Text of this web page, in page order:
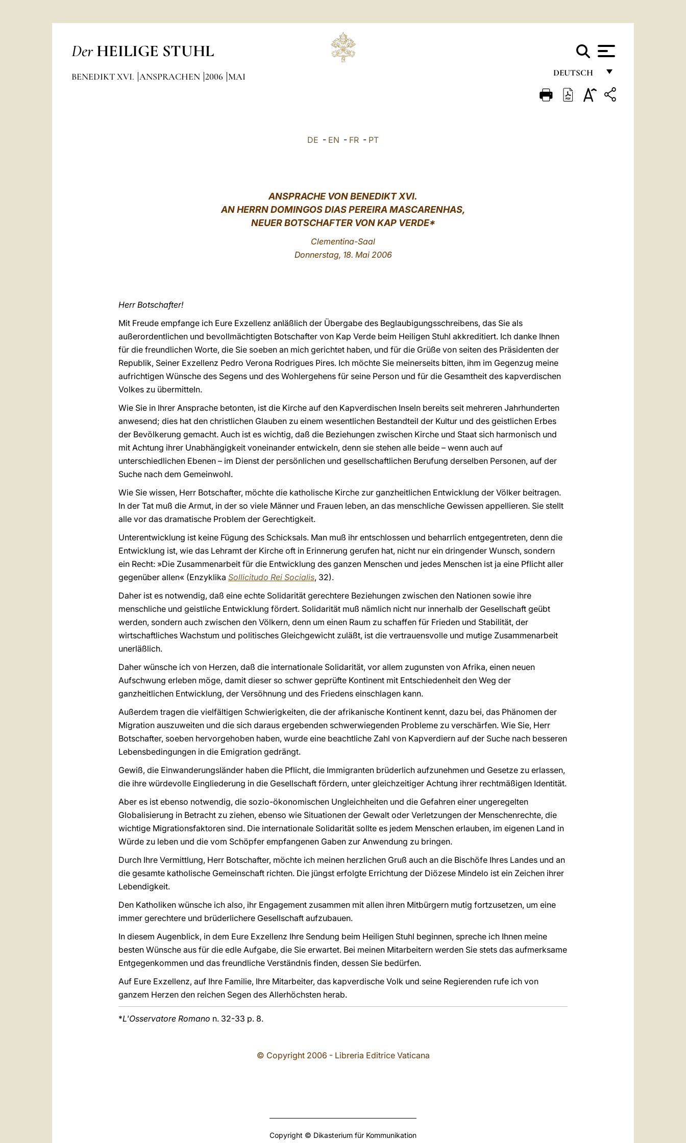
Der HEILIGE STUHL
DEUTSCH
FRANÇAIS
BENEDIKT XVI. ANSPRACHEN 2006 MAI
DE - EN - FR - PT
ANSPRACHE VONBENEDIKT XVI.
AN HERRNDOMINGOS DIAS PEREIRA MASCARENHAS,
NEUER BOTSCHAFTER VON KAP VERDE*
Clementina-Saal
Donnerstag, 18. Mai 2006
Herr Botschafter!
Mit Freude empfange ich Eure Exzellenz anläßlich der Übergabe des Beglaubigungsschreibens, das Sie als
außerordentlichen und bevollmächtigten Botschafter von Kap Verde beim Heiligen Stuhl akkreditiert. Ich danke Ihnen
für die freundlichen Worte, die Sie soeben an mich gerichtet haben, und für die Grüße von seiten des Präsidenten der
Republik, Seiner Exzellenz Pedro Verona Rodrigues Pires. Ich möchte Sie meinerseits bitten, ihm im Gegenzug meine
aufrichtigen Wünsche des Segens und des Wohlergehens für seine Person und für die Gesamtheit des kapverdischen
Volkes zu übermitteln.
Wie Sie in Ihrer Ansprache betonten, ist die Kirche auf den Kapverdischen Inseln bereits seit mehreren Jahrhunderten
anwesend; dies hat den christlichen Glauben zu einem wesentlichen Bestandteil der Kultur und des geistlichen Erbes
der Bevölkerung gemacht. Auch ist es wichtig, daß die Beziehungen zwischen Kirche und Staat sich harmonisch und
mit Achtung ihrer Unabhängigkeit voneinander entwickeln, denn sie stehen alle beide – wenn auch auf
unterschiedlichen Ebenen – im Dienst der persönlichen und gesellschaftlichen Berufung derselben Personen, auf der
Suche nach dem Gemeinwohl.
Wie Sie wissen, Herr Botschafter, möchte die katholische Kirche zur ganzheitlichen Entwicklung der Völker beitragen.
In der Tat muß die Armut, in der so viele Männer und Frauen leben, an das menschliche Gewissen appellieren. Sie stellt
alle vor das dramatische Problem der Gerechtigkeit.
Unterentwicklung ist keine Fügung des Schicksals. Man muß ihr entschlossen und beharrlich entgegentreten, denn die
Entwicklung ist, wie das Lehramt der Kirche oft in Erinnerung gerufen hat, nicht nur ein dringender Wunsch, sondern
ein Recht: »Die Zusammenarbeit für die Entwicklung des ganzen Menschen und jedes Menschen ist ja eine Pflicht aller
gegenüber allen« (Enzyklika Sollicitudo Rei Socialis, 32).
Daher ist es notwendig, daß eine echte Solidarität gerechtere Beziehungen zwischen den Nationen sowie ihre
menschliche und geistliche Entwicklung fördert. Solidarität muß nämlich nicht nur innerhalb der Gesellschaft geübt
werden, sondern auch zwischen den Völkern, denn um einen Raum zu schaffen für Frieden und Stabilität, der
wirtschaftliches Wachstum und politisches Gleichgewicht zuläßt, ist die vertrauensvolle und mutige Zusammenarbeit
unerläßlich.
Daher wünsche ich von Herzen, daß die internationale Solidarität, vor allem zugunsten von Afrika, einen neuen
Aufschwung erleben möge, damit dieser so schwer geprüfte Kontinent mit Entschiedenheit den Weg der
ganzheitlichen Entwicklung, der Versöhnung und des Friedens einschlagen kann.
Außerdem tragen die vielfältigen Schwierigkeiten, die der afrikanische Kontinent kennt, dazu bei, das Phänomen der
Migration auszuweiten und die sich daraus ergebenden schwerwiegenden Probleme zu verschärfen. Wie Sie, Herr
Botschafter, soeben hervorgehoben haben, wurde eine beachtliche Zahl von Kapverdiern auf der Suche nach besseren
Lebensbedingungen in die Emigration gedrängt.
Gewiß, die Einwanderungsländer haben die Pflicht, die Immigranten brüderlich aufzunehmen und Gesetze zu erlassen,
die ihre würdevolle Eingliederung in die Gesellschaft fördern, unter gleichzeitiger Achtung ihrer rechtmäßigen Identität.
Aber es ist ebenso notwendig, die sozio-ökonomischen Ungleichheiten und die Gefahren einer ungeregelten
Globalisierung in Betracht zu ziehen, ebenso wie Situationen der Gewalt oder Verletzungen der Menschenrechte, die
wichtige Migrationsfaktoren sind. Die internationale Solidarität sollte es jedem Menschen erlauben, im eigenen Land in
Würde zu leben und die vom Schöpfer empfangenen Gaben zur Anwendung zu bringen.
Durch Ihre Vermittlung, Herr Botschafter, möchte ich meinen herzlichen Gruß auch an die Bischöfe Ihres Landes und an
die gesamte katholische Gemeinschaft richten. Die jüngst erfolgte Errichtung der Diözese Mindelo ist ein Zeichen ihrer
Lebendigkeit.
Den Katholiken wünsche ich also, ihr Engagement zusammen mit allen ihren Mitbürgern mutig fortzusetzen, um eine
immer gerechtere und brüderlichere Gesellschaft aufzubauen.
In diesem Augenblick, in dem Eure Exzellenz Ihre Sendung beim Heiligen Stuhl beginnen, spreche ich Ihnen meine
besten Wünsche aus für die edle Aufgabe, die Sie erwartet. Bei meinen Mitarbeitern werden Sie stets das aufmerksame
Entgegenkommen und das freundliche Verständnis finden, dessen Sie bedürfen.
Auf Eure Exzellenz, auf Ihre Familie, Ihre Mitarbeiter, das kapverdische Volk und seine Regierenden rufe ich von
ganzem Herzen den reichen Segen des Allerhöchsten herab.
*L'Osservatore Romano n. 32-33 p. 8.
© Copyright 2006 - Libreria Editrice Vaticana
Copyright © Dikasterium für Kommunikation